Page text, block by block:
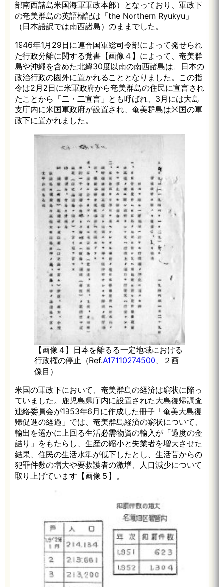
部南西諸島米国海軍軍政本部）となっており、軍政下
の奄美群島の英語標記は「the Northern Ryukyu」
（日本語訳では南西諸島）のままでした。
1946年1月29日に連合国軍総司令部によって発せられ
た行政分離に関する覚書【画像４】によって、奄美群
島や沖縄を含めた北緯30度以南の南西諸島は、日本の
政治行政の圏外に置かれることとなりました。この指
令は2月2日に米軍政府から奄美群島の住民に宣言され
たことから「二・二宣言」とも呼ばれ、3月には大島
支庁内に米国軍政府が設置され、奄美群島は米国の軍
政下に置かれました。
【画像４】日本を離るる一定地域における
行政権の停止（Ref.A17110274500 、２画
像目）
米国の軍政下において、奄美群島の経済は窮状に陥っ
ていました。鹿児島県庁内に設置された大島復帰調査
連絡委員会が1953年6月に作成した冊子「奄美大島復
帰促進の経過」では、奄美群島経済の窮状について、
輸出を遥かに上回る生活必需物資の輸入が「過度の金
詰り」をもたらし、生産の縮小と失業者を増大させた
結果、住民の生活水準が低下したとし、生活苦からの
犯罪件数の増大や要救護者の激増、人口減少について
取り上げています【画像５】。